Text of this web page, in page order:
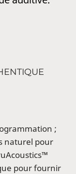
;
naturel pour
pour fournir